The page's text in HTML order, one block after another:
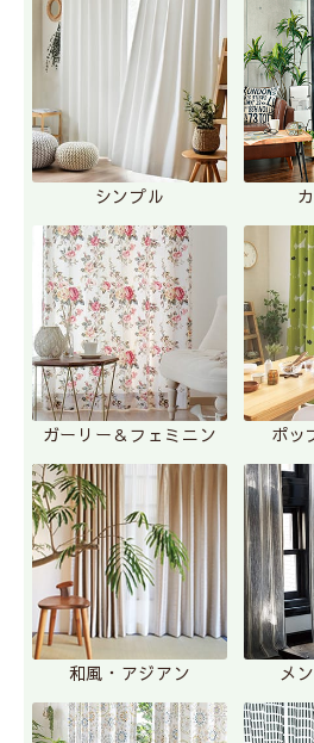
シンプル
ガーリー＆フェミニン ポッ
和風・アジアン メ